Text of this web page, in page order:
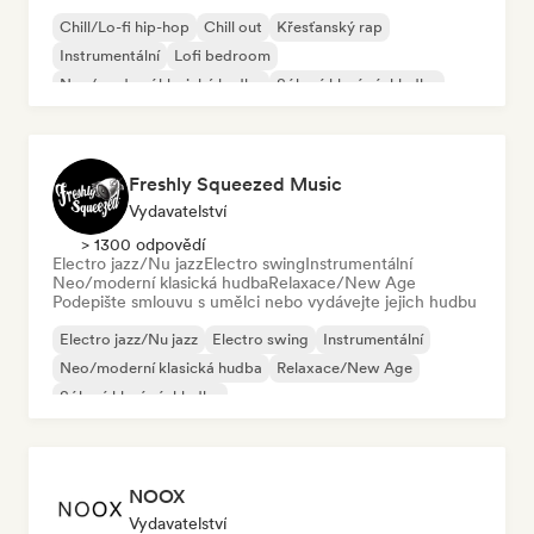
Chill/Lo-fi hip-hop Chill out
Křesťanský rap
Instrumentální
Lofi bedroom
Neo/moderní klasická hudba
Sólové klavírní skladby
Freshly Squeezed Music
Vydavatelství
> 1300 odpovědí
Electro jazz/Nu jazzElectro swingInstrumentální
Neo/moderní klasická hudbaRelaxace/New Age
Podepište smlouvu s umělci nebo vydávejte jejich hudbu
Electro jazz/Nu jazz Electro swing
Instrumentální
Neo/moderní klasická hudba
Relaxace/New Age
Sólové klavírní skladby
NOOX
Vydavatelství